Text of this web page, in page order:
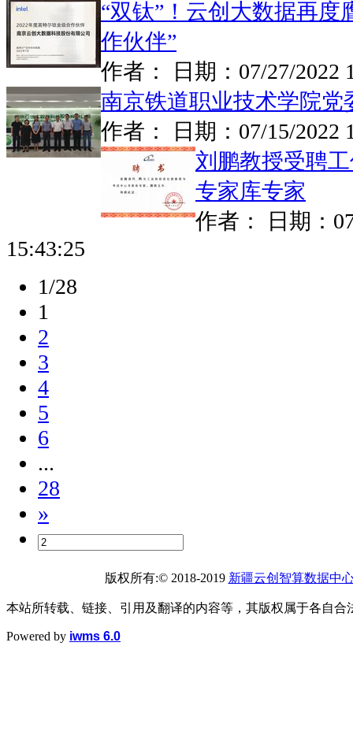
“双钛”！云创大数据再度
作伙伴”
作者： 日期： 07/27/2022
南京铁道职业技术学院
作者： 日期： 07/15/2022
刘鹏教授受聘
专家库专家
作者： 日期：
15:43:25
1/28
1
2
3
4
5
6
...
28
»
版权所有:© 2018-2019 新疆云创智算数据中
本站所转载、链接、引用及翻译的内容等，其版权属于各自合
Powered by iwms 6.0